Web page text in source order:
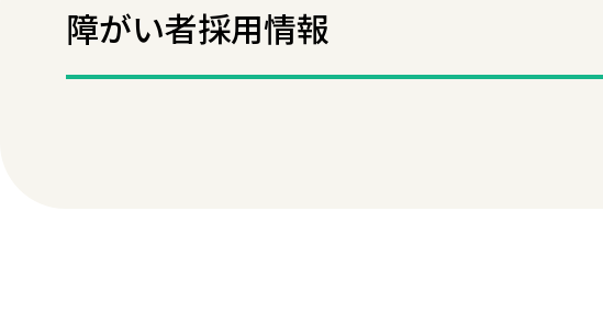
障がい者採用情報